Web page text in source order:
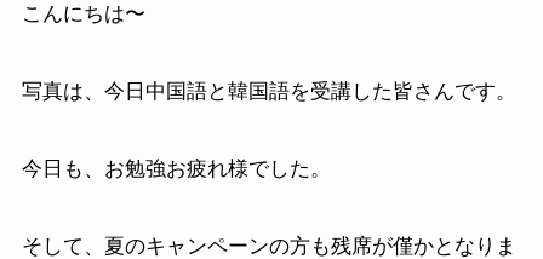
こんにちは〜
写真は、今日中国語と韓国語を受講した皆さんです。
今日も、お勉強お疲れ様でした。
そして、夏のキャンペーンの方も残席が僅かとなりま